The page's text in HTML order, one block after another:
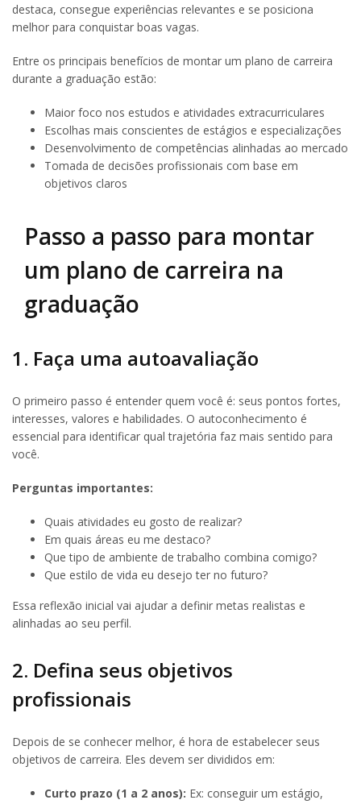
destaca, consegue experiências relevantes e se posiciona
melhor para conquistar boas vagas.
Entre os principais benefícios de montar um plano de carreira
durante a graduação estão:
Maior foco nos estudos e atividades extracurriculares
Escolhas mais conscientes de estágios e especializações
Desenvolvimento de competências alinhadas ao mercado
Tomada de decisões profissionais com base em
objetivos claros
Passo a passo para montar
um plano de carreira na
graduação
1. Faça uma autoavaliação
O primeiro passo é entender quem você é: seus pontos fortes,
interesses, valores e habilidades. O autoconhecimento é
essencial para identificar qual trajetória faz mais sentido para
você.
Perguntas importantes:
Quais atividades eu gosto de realizar?
Em quais áreas eu me destaco?
Que tipo de ambiente de trabalho combina comigo?
Que estilo de vida eu desejo ter no futuro?
Essa reflexão inicial vai ajudar a definir metas realistas e
alinhadas ao seu perfil.
2. Defina seus objetivos
profissionais
Depois de se conhecer melhor, é hora de estabelecer seus
objetivos de carreira. Eles devem ser divididos em:
Curto prazo (1 a 2 anos): Ex: conseguir um estágio,